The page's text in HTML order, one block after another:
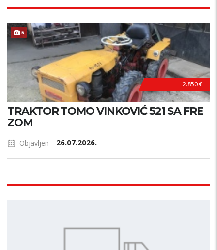
5
2.850 €
TRAKTOR TOMO VINKOVIĆ 521 SA FRE
ZOM
Objavljen 26.07.2026.